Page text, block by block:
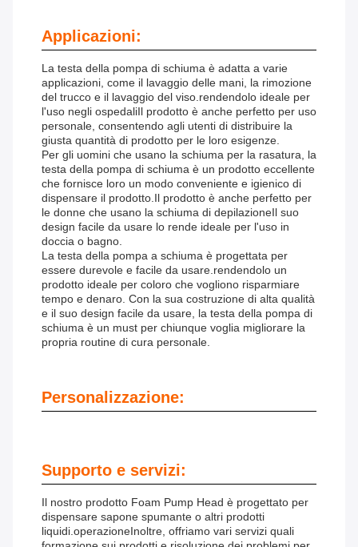
Applicazioni:
La testa della pompa di schiuma è adatta a varie
applicazioni, come il lavaggio delle mani, la rimozione
del trucco e il lavaggio del viso.rendendolo ideale per
l'uso negli ospedaliIl prodotto è anche perfetto per uso
personale, consentendo agli utenti di distribuire la
giusta quantità di prodotto per le loro esigenze.
Per gli uomini che usano la schiuma per la rasatura, la
testa della pompa di schiuma è un prodotto eccellente
che fornisce loro un modo conveniente e igienico di
dispensare il prodotto.Il prodotto è anche perfetto per
le donne che usano la schiuma di depilazioneIl suo
design facile da usare lo rende ideale per l'uso in
doccia o bagno.
La testa della pompa a schiuma è progettata per
essere durevole e facile da usare.rendendolo un
prodotto ideale per coloro che vogliono risparmiare
tempo e denaro. Con la sua costruzione di alta qualità
e il suo design facile da usare, la testa della pompa di
schiuma è un must per chiunque voglia migliorare la
propria routine di cura personale.
Personalizzazione:
Supporto e servizi:
Il nostro prodotto Foam Pump Head è progettato per
dispensare sapone spumante o altri prodotti
liquidi.operazioneInoltre, offriamo vari servizi quali